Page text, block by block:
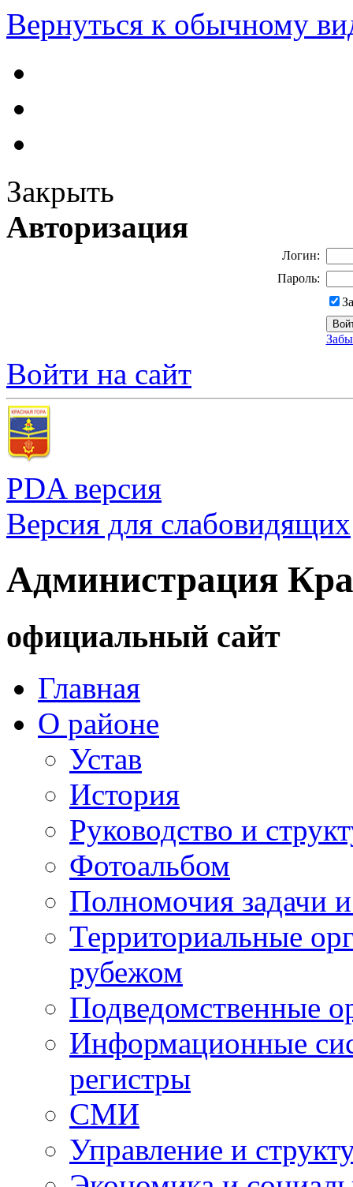
Вернуться к обычному
Закрыть
Авторизация
Логин:
Пароль:
Войти на сайт
PDA версия
Версия для слабовидящих
Администрация
официальный сайт
Главная
О районе
Устав
История
Руководство и
Фотоальбом
Полномочия задачи
Территориальные
рубежом
Подведомственные
Информационные
регистры
СМИ
Управление и